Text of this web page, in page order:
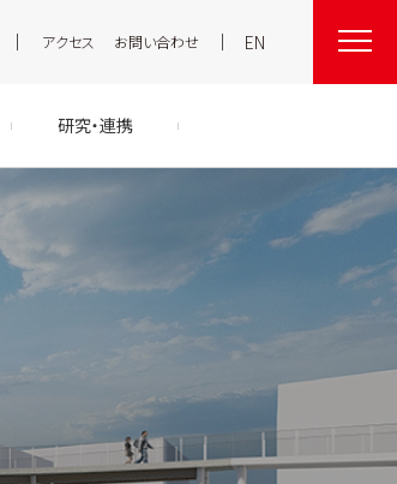
アクセス お問い合わせ EN
研究・連携